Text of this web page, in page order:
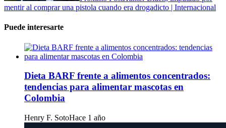
mentir al comprar una pistola cuando era drogadicto | Internacional
Puede interesarte
Dieta BARF frente a alimentos concentrados:
tendencias para alimentar mascotas en
Colombia
Henry F. SotoHace 1 año